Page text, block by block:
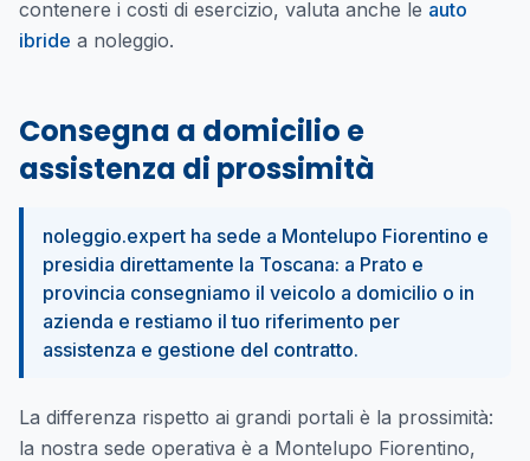
contenere i costi di esercizio, valuta anche le auto
ibride a noleggio.
Consegna a domicilio e
assistenza di prossimità
noleggio.expert ha sede a Montelupo Fiorentino e
presidia direttamente la Toscana: a Prato e
provincia consegniamo il veicolo a domicilio o in
azienda e restiamo il tuo riferimento per
assistenza e gestione del contratto.
La differenza rispetto ai grandi portali è la prossimità:
la nostra sede operativa è a Montelupo Fiorentino,